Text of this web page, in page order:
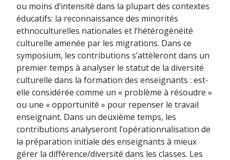
ou moins d’intensité dans la plupart des contextes
éducatifs: la reconnaissance des minorités
ethnoculturelles nationales et l’hétérogénéité
culturelle amenée par les migrations. Dans ce
symposium, les contributions s’attèleront dans un
premier temps à analyser le statut de la diversité
culturelle dans la formation des enseignants : est-
elle considérée comme un « problème à résoudre »
ou une « opportunité » pour repenser le travail
enseignant. Dans un deuxième temps, les
contributions analyseront l’opérationnalisation de
la préparation initiale des enseignants à mieux
gérer la différence/diversité dans les classes. Les